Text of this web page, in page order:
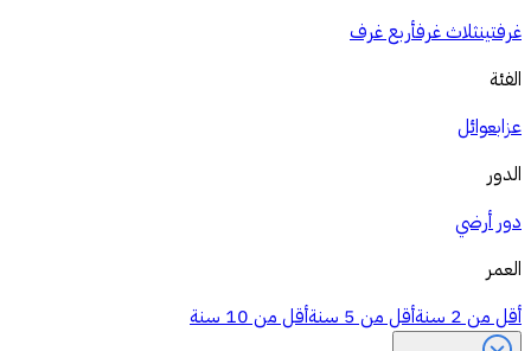
غرفتينثلاث غرفأربع غرف
الفئة
عزابعوائل
الدور
دور أرضي
العمر
أقل من 2 سنة
أقل من 5 سنة أقل من 10 سنة